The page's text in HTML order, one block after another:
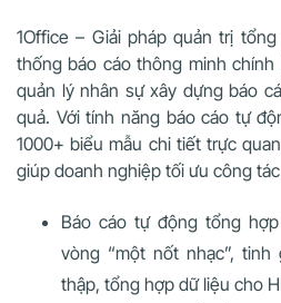
1Office – Giải pháp quản trị
thống báo cáo thông minh
quản lý nhân sự xây dựng báo
quả. Với tính năng báo cáo tự
1000+ biểu mẫu chi tiết trực
giúp doanh nghiệp tối ưu công
Báo cáo tự động tổng
vòng “một nốt nhạc”,
thập, tổng hợp dữ liệu cho